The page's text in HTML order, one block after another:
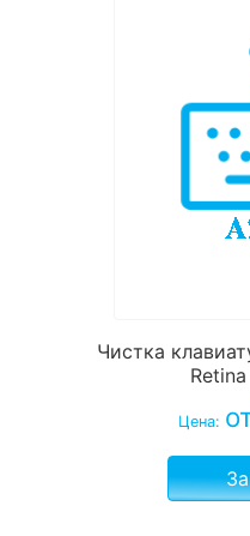
Чистка
Цена: